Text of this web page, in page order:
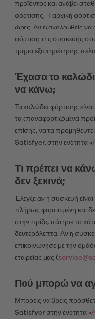
προϊόντος και ανάβει
φόρτισης. Η αρχική
ώρες. Αν εξακολουθείς να
φόρτιση της συσκευής
τμήμα εξυπηρέτησης
Έχασα το
να κάνω;
Τα καλώδια φόρτισης
τα επαναφορτιζόμενα
επίσης, να τα
Satisfyer, στην ενότητα «
Τι πρέπει να
δεν ξεκινά;
Έλεγξε αν η συσκευή
πλήρως φορτισμένη και
στην πρίζα, πάτησε το
δευτερόλεπτα. Αν η
επικοινώνησε με την
εταιρείας μας (
Πού μπορώ να
Μπορείς να βρεις
Satisfyer στην ενότητα «